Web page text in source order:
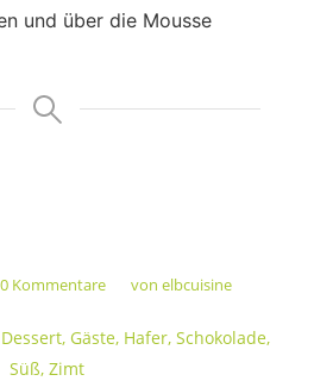
und über die Mousse
0 Kommentare
/ von elbcuisine
Dessert, Gäste, Hafer, Schokolade,
Süß,Zimt